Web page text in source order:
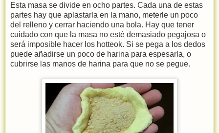
Esta masa se divide en ocho partes. Cada una de estas
partes hay que aplastarla en la mano, meterle un poco
del relleno y cerrar haciendo una bola. Hay que tener
cuidado con que la masa no esté demasiado pegajosa o
será imposible hacer los hotteok. Si se pega a los dedos
puede añadirse un poco de harina para espesarla, o
cubrirse las manos de harina para que no se pegue.